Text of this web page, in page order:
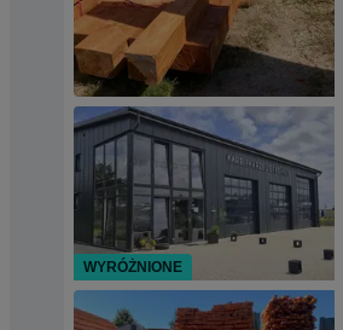
WYRÓŻNIONE